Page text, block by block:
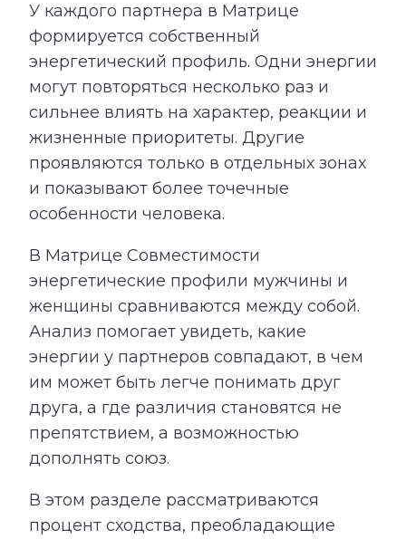
У каждого партнера в Матрице
формируется собственный
энергетический профиль. Одни энергии
могут повторяться несколько раз и
сильнее влиять на характер, реакции и
жизненные приоритеты. Другие
проявляются только в отдельных зонах
и показывают более точечные
особенности человека.
В Матрице Совместимости
энергетические профили мужчины и
женщины сравниваются между собой.
Анализ помогает увидеть, какие
энергии у партнеров совпадают, в чем
им может быть легче понимать друг
друга, а где различия становятся не
препятствием, а возможностью
дополнять союз.
В этом разделе рассматриваются
процент сходства, преобладающие